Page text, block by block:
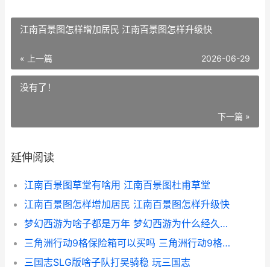
江南百景图怎样增加居民 江南百景图怎样升级快
« 上一篇 2026-06-29
没有了！
下一篇 »
延伸阅读
江南百景图草堂有啥用 江南百景图杜甫草堂
江南百景图怎样增加居民 江南百景图怎样升级快
梦幻西游为啥子都是万年 梦幻西游为什么经久不衰
三角洲行动9格保险箱可以买吗 三角洲行动9格安全箱好做么
三国志SLG版啥子队打吴骑稳 玩三国志